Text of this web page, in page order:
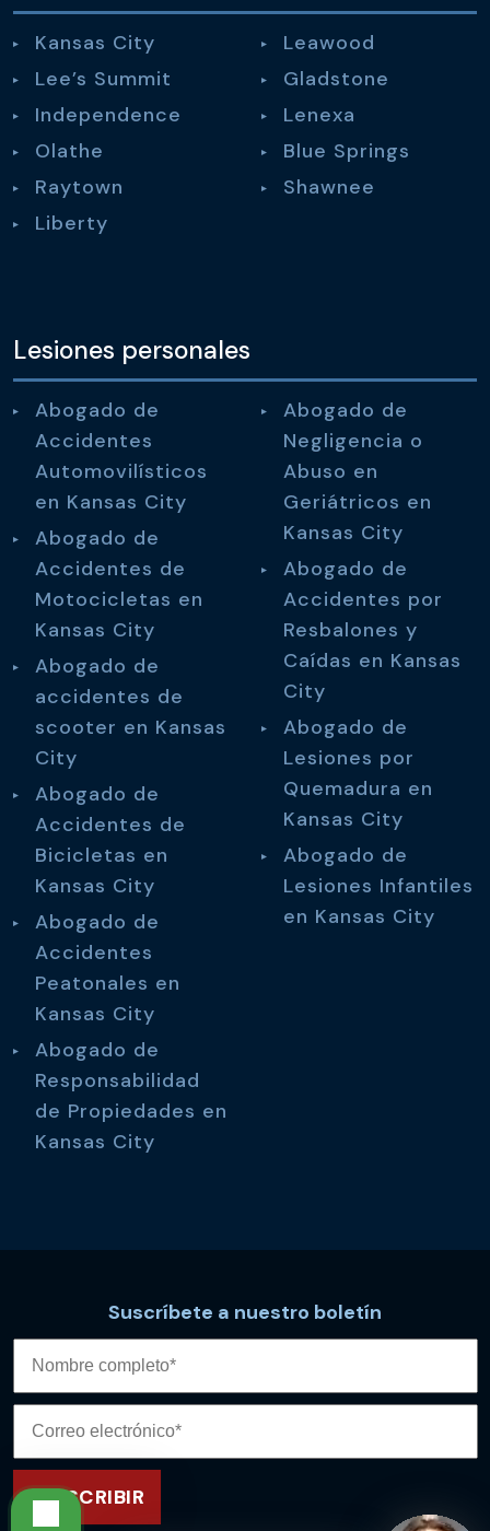
Kansas City
Lee’s Summit
Independence
Olathe
Raytown
Liberty
Leawood
Gladstone
Lenexa
Blue Springs
Shawnee
Lesiones personales
Abogado de
Accidentes
Automovilísticos
en Kansas City
Abogado de
Accidentes de
Motocicletas en
Kansas City
Abogado de
accidentes de
scooter en Kansas
City
Abogado de
Accidentes de
Bicicletas en
Kansas City
Abogado de
Accidentes
Peatonales en
Kansas City
Abogado de
Responsabilidad
de Propiedades en
Kansas City
Abogado de
Negligencia o
Abuso en
Geriátricos en
Kansas City
Abogado de
Accidentes por
Resbalones y
Caídas en Kansas
City
Abogado de
Lesiones por
Quemadura en
Kansas City
Abogado de
Lesiones Infantiles
en Kansas City
Suscríbete a nuestro boletín